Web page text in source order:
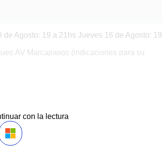
Agosto: 19 a 21hs Jueves 16 de Agosto: 19
AV Marcapasos (indicaciones para su
con la lectura